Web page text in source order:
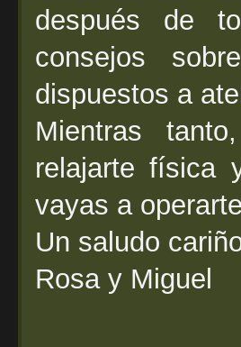
después de
consejos
dispuestos a
Mientras
relajarte física
vayas a
Un saludo
Rosa y Miguel